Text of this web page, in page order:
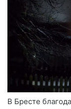
В Бресте